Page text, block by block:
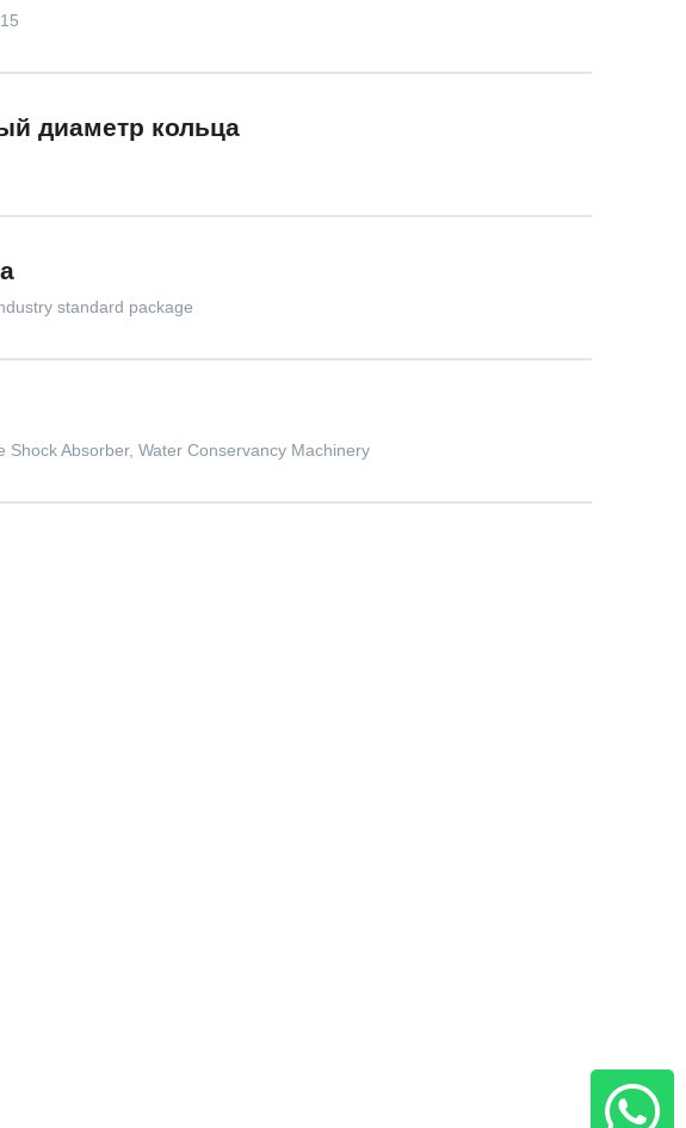
диаметр кольца
standard package
Absorber, Water Conservancy Machinery